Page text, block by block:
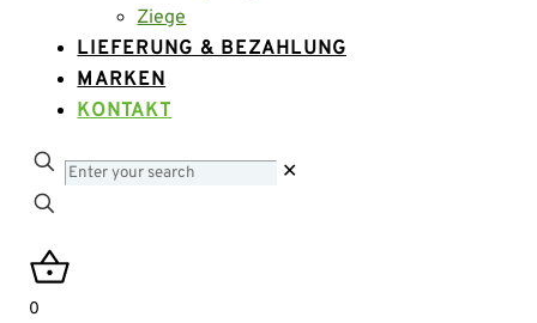
Ziege
LIEFERUNG & BEZAHLUNG
MARKEN
KONTAKT
Enter
your
✕
0